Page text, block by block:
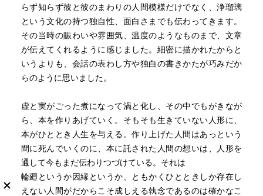
らず知らず彼と彼のまわりの人間模様だけでなく、浄瑠璃
という文化の持つ独自性、面白さまでも伝わってきます。
その当時の賑わいや雰囲気、温度のようなものまで、文章
が伝えてくれるように感じました。細密に描かれたからと
いうよりも、会話の表わし方や独白の書きかたが巧みだか
らのように思いました。
虚と実がごった煮になって渦と化し、その中でもがきなが
ら、本を作りあげていく。そもそも生きていない人形に、
本がひととき人生を与える。作り上げた人間はあっという
間に死んでいくのに、本に託された人間の想いは、人形を
通して今もまだ伝わりつづけている。それは
輪廻というか因縁というか、ともかくひとときしか存在し
えない人間がだからこそ成しえる執念であるのは確かなこ